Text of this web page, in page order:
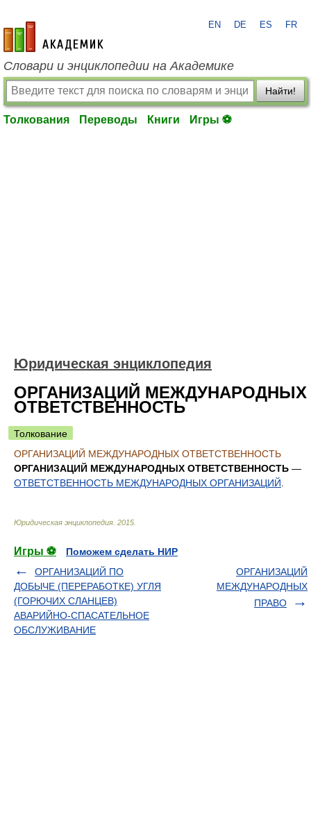
academic.ru
EN DE ES FR
Словари и энциклопедии на Академике
Найти!
Толкования Переводы Книги Игры ⚽
Юридическая энциклопедия
ОРГАНИЗАЦИЙ МЕЖДУНАРОДНЫХ
ОТВЕТСТВЕННОСТЬ
Толкование
ОРГАНИЗАЦИЙ МЕЖДУНАРОДНЫХ ОТВЕТСТВЕННОСТЬ
ОРГАНИЗАЦИЙ МЕЖДУНАРОДНЫХ ОТВЕТСТВЕННОСТЬ —
ОТВЕТСТВЕННОСТЬ МЕЖДУНАРОДНЫХ ОРГАНИЗАЦИЙ
Юридическая энциклопедия 2015
Игры ⚽
Поможем сделать НИР
ОРГАНИЗАЦИЙ ПО
ДОБЫЧЕ (ПЕРЕРАБОТКЕ) УГЛЯ
(ГОРЮЧИХ СЛАНЦЕВ)
АВАРИЙНО-СПАСАТЕЛЬНОЕ
ОБСЛУЖИВАНИЕ
ОРГАНИЗАЦИЙ
МЕЖДУНАРОДНЫХ
ПРАВО